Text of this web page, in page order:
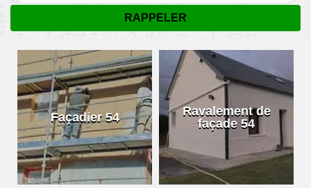
Façadier 54
Ravalement de
façade 54